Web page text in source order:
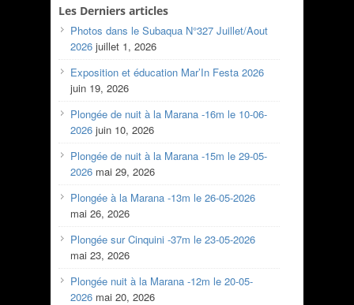
Les Derniers articles
Photos dans le Subaqua N°327 Juillet/Aout
2026 juillet 1, 2026
Exposition et éducation Mar’In Festa 2026
juin 19, 2026
Plongée de nuit à la Marana -16m le 10-06-
2026 juin 10, 2026
Plongée de nuit à la Marana -15m le 29-05-
2026 mai 29, 2026
Plongée à la Marana -13m le 26-05-2026
mai 26, 2026
Plongée sur Cinquini -37m le 23-05-2026
mai 23, 2026
Plongée nuit à la Marana -12m le 20-05-
2026 mai 20, 2026